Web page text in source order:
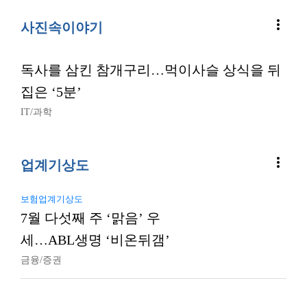
사진속이야기 more_vert
독사를 삼킨 참개구리…먹이사슬 상식을 뒤
집은 ‘5분’
IT/과학
업계기상도 more_vert
보험업계기상도
7월 다섯째 주 ‘맑음’ 우
세…ABL생명 ‘비온뒤갬’
금융/증권